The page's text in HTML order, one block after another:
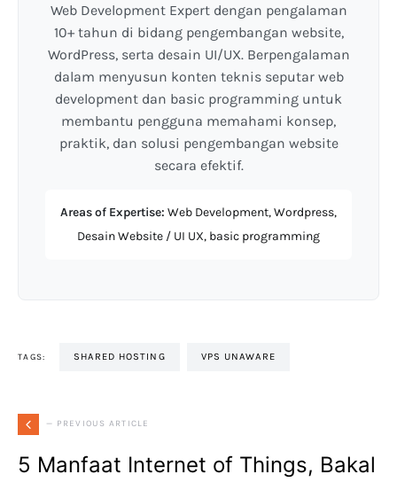
Web Development Expert dengan pengalaman
10+ tahun di bidang pengembangan website,
WordPress, serta desain UI/UX. Berpengalaman
dalam menyusun konten teknis seputar web
development dan basic programming untuk
membantu pengguna memahami konsep,
praktik, dan solusi pengembangan website
secara efektif.
Areas of Expertise: Web Development, Wordpress,
Desain Website / UI UX, basic programming
TAGS: SHARED HOSTING VPS UNAWARE
— PREVIOUS ARTICLE
5 Manfaat Internet of Things, Bakal